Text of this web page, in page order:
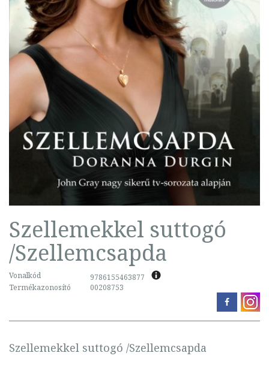
Szellemekkel suttogó
/Szellemcsapda
Vonalkód
9786155463877
Termékazonosító
00208753
Szellemekkel suttogó /Szellemcsapda